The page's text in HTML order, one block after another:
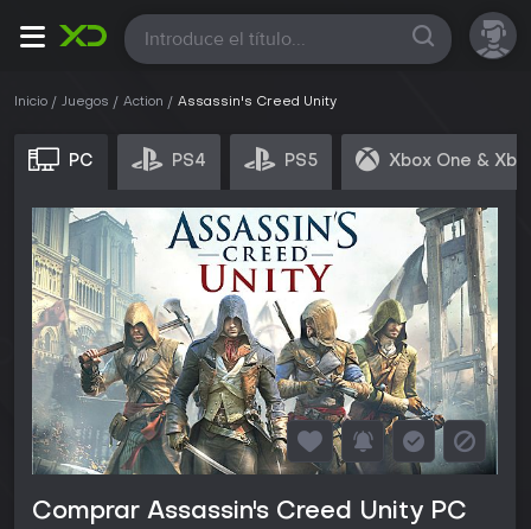
Todas
Inicio Juegos Action Assassin's Creed Unity
PC PS4 PS5 Xbox One &
Comprar Assassin's Creed Unity PC